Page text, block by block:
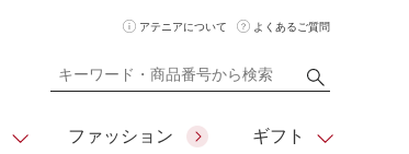
アテニアについて よくあるご質問
ファッション ギフト